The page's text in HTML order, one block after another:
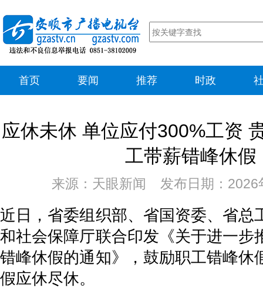
首页 要闻 推荐 时政
应休未休 单位应付300%工资
工带薪错峰休假
来源：天眼新闻 发布日期：2026
近日，省委组织部、省国资委、省总
和社会保障厅联合印发《关于进一步
错峰休假的通知》，鼓励职工错峰休
假应休尽休。